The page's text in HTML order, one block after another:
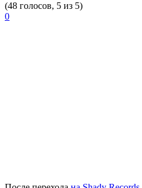
(48 голосов, 5 из 5)
0